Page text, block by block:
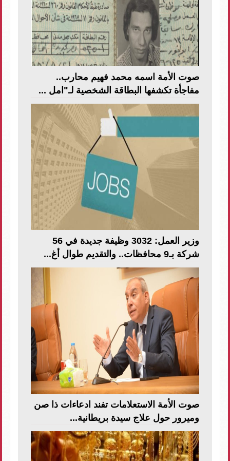
صوت الأمة اسمه محمد فهيم محارب..
مفاجأة تكشفها البطاقة الشخصية لـ"امل ...
وزير العمل: 3032 وظيفة جديدة في 56
شركة بـ9 محافظات.. والتقديم طوال أغ...
صوت الأمة الاستعلامات تفند ادعاءات ذا صن
وميرور حول علاج سيدة بريطانية...